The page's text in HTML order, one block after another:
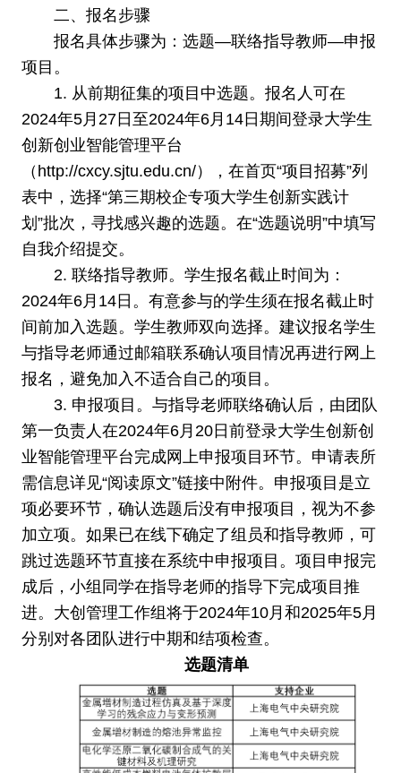
二、报名步骤
报名具体步骤为：选题—联络指导教师—申报
项目。
1. 从前期征集的项目中选题。报名人可在
2024年5月27日至2024年6月14日期间登录大学生
创新创业智能管理平台
（http://cxcy.sjtu.edu.cn/），在首页“项目招募”列
表中，选择“第三期校企专项大学生创新实践计
划”批次，寻找感兴趣的选题。在“选题说明”中填写
自我介绍提交。
2. 联络指导教师。学生报名截止时间为：
2024年6月14日。有意参与的学生须在报名截止时
间前加入选题。学生教师双向选择。建议报名学生
与指导老师通过邮箱联系确认项目情况再进行网上
报名，避免加入不适合自己的项目。
3. 申报项目。与指导老师联络确认后，由团队
第一负责人在2024年6月20日前登录大学生创新创
业智能管理平台完成网上申报项目环节。申请表所
需信息详见“阅读原文”链接中附件。申报项目是立
项必要环节，确认选题后没有申报项目，视为不参
加立项。如果已在线下确定了组员和指导教师，可
跳过选题环节直接在系统中申报项目。项目申报完
成后，小组同学在指导老师的指导下完成项目推
进。大创管理工作组将于2024年10月和2025年5月
分别对各团队进行中期和结项检查。
选题清单